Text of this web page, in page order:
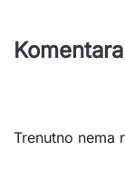
Trenutno nema